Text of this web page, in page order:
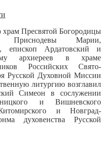
храм Пресвятой Богородицы
Марии,
епископ Ардатовский и
архиереев в храме
Российских Свято-
Русской Духовной Миссии
литургию возглавил
Симеон в сослужении
и Вишневского
и Новград-
духовенства Русской